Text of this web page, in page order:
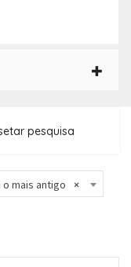
pesquisa
×
o mais antigo